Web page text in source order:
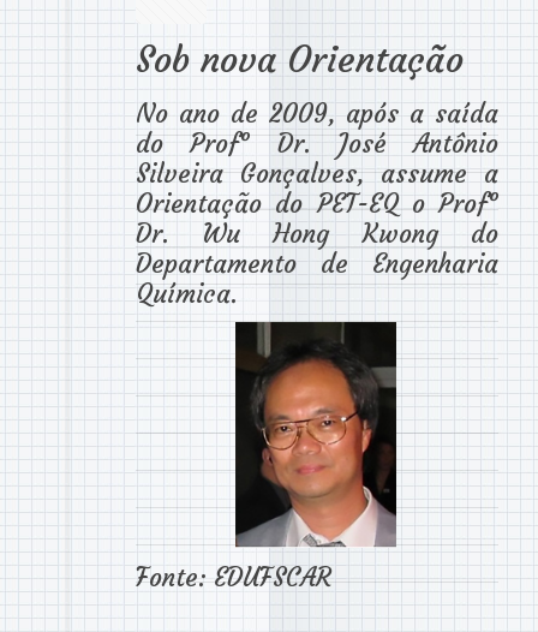
Sob nova Orientação
No ano de 2009, após a saída
do Prof° Dr. José Antônio
Silveira Gonçalves, assume a
Orientação do PET-EQ o Prof°
Dr. Wu Hong Kwong do
Departamento de Engenharia
Química.
Fonte: EDUFSCAR